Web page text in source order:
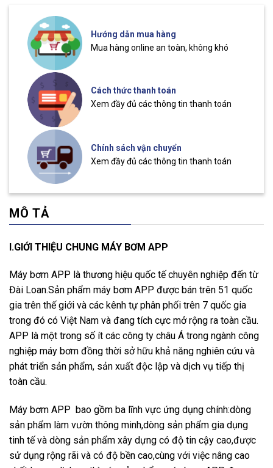
Hướng dẫn mua hàng
Mua hàng online an toàn, không khó
Cách thức thanh toán
Xem đầy đủ các thông tin thanh toán
Chính sách vận chuyển
Xem đầy đủ các thông tin thanh toán
MÔ TẢ
I.GIỚI THIỆU CHUNG MÁY BƠM APP
Máy bơm APP là thương hiệu quốc tế chuyên nghiệp đến từ
Đài Loan.Sản phẩm máy bơm APP được bán trên 51 quốc
gia trên thế giới và các kênh tự phân phối trên 7 quốc gia
trong đó có Việt Nam và đang tích cực mở rộng ra toàn cầu.
APP là một trong số ít các công ty châu Á trong ngành công
nghiệp máy bơm đồng thời sở hữu khả năng nghiên cứu và
phát triển sản phẩm, sản xuất độc lập và dịch vụ tiếp thị
toàn cầu.
Máy bơm APP bao gồm ba lĩnh vực ứng dụng chính:dòng
sản phẩm làm vườn thông minh,dòng sản phẩm gia dụng
tinh tế và dòng sản phẩm xây dựng có độ tin cậy cao,được
sử dụng rộng rãi và có độ bền cao,cùng với việc nâng cao